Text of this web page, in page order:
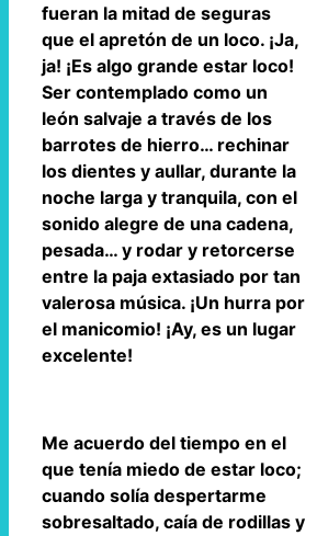
fueran la mitad de seguras
que el apretón de un loco. ¡Ja,
ja! ¡Es algo grande estar loco!
Ser contemplado como un
león salvaje a través de los
barrotes de hierro… rechinar
los dientes y aullar, durante la
noche larga y tranquila, con el
sonido alegre de una cadena,
pesada… y rodar y retorcerse
entre la paja extasiado por tan
valerosa música. ¡Un hurra por
el manicomio! ¡Ay, es un lugar
excelente!
Me acuerdo del tiempo en el
que tenía miedo de estar loco;
cuando solía despertarme
sobresaltado, caía de rodillas y